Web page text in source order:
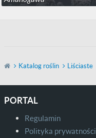
Katalog roślin Liściaste
PORTAL
Regulamin
Polityka prywatności